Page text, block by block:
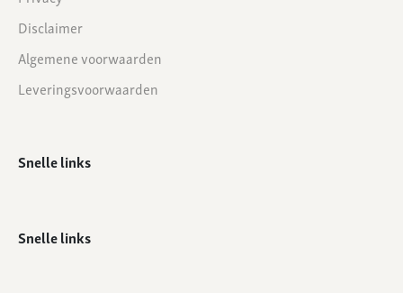
Disclaimer
Algemene voorwaarden
Leveringsvoorwaarden
Snelle links
Snelle links